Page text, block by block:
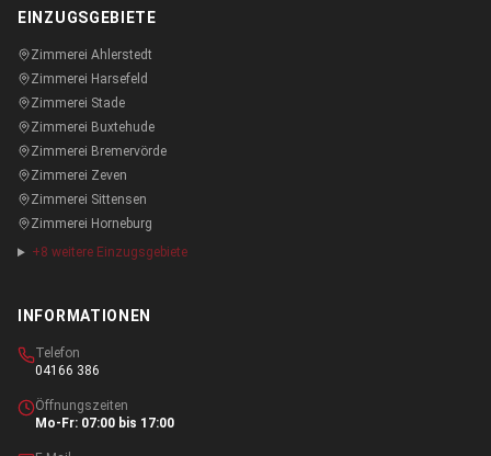
EINZUGSGEBIETE
Zimmerei Ahlerstedt
Zimmerei Harsefeld
Zimmerei Stade
Zimmerei Buxtehude
Zimmerei Bremervörde
Zimmerei Zeven
Zimmerei Sittensen
Zimmerei Horneburg
+8 weitere Einzugsgebiete
INFORMATIONEN
Telefon
04166 386
Öffnungszeiten
Mo-Fr: 07:00 bis 17:00